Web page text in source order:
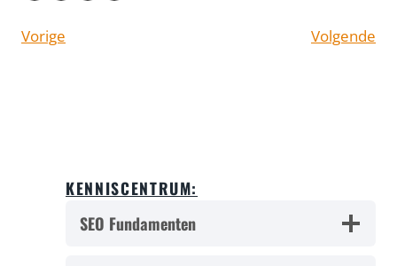
Vorige Volgende
KENNISCENTRUM:
SEO Fundamenten